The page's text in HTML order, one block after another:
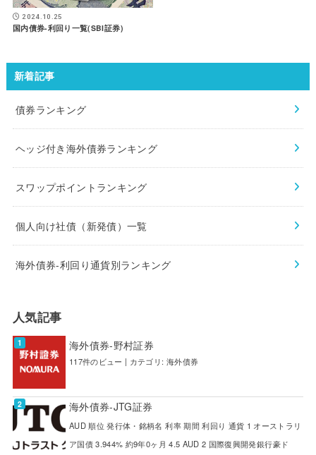
2024.10.25
国内債券-利回り一覧(SBI証券)
新着記事
債券ランキング
ヘッジ付き海外債券ランキング
スワップポイントランキング
個人向け社債（新発債）一覧
海外債券-利回り通貨別ランキング
人気記事
海外債券-野村証券
117件のビュー | カテゴリ: 海外債券
海外債券-JTG証券
AUD 順位 発行体・銘柄名 利率 期間 利回り 通貨 1 オーストラリ
ア国債 3.944% 約9年0ヶ月 4.5 AUD 2 国際復興開発銀行豪ド